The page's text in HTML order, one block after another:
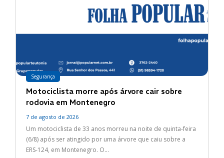
Segurança
Motociclista morre após árvore cair sobre
rodovia em Montenegro
7 de agosto de 2026
Um motociclista de 33 anos morreu na noite de quinta-feira
(6/8) após ser atingido por uma árvore que caiu sobre a
ERS-124, em Montenegro. O...